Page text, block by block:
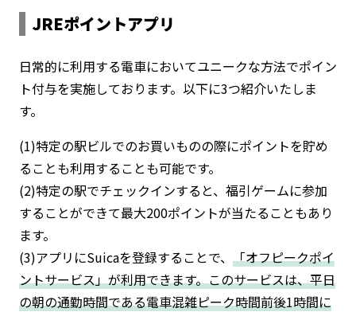
JREポイントアプリ
日常的に利用する電車においてユニークな方法でポイン
ト付与を実施しております。以下に3つ紹介いたしま
す。
(1)特定の駅ビルでのお買いものの際にポイントを貯め
ることも利用することも可能です。
(2)特定の駅でチェックインすると、福引ゲームに参加
することができて最大200ポイントが当たることもあり
ます。
(3)アプリにSuicaを登録することで、 「オフピークポイ
ントサービス」が利用できます。このサービスは、平日
の朝の通勤時間である電車混雑ピーク時間前後1時間に